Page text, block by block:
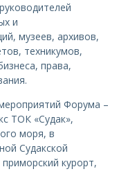
и
музеев, архивов,
техникумов,
права,
Форума –
ТОК «Судак»,
моря, в
Судакской
курорт,